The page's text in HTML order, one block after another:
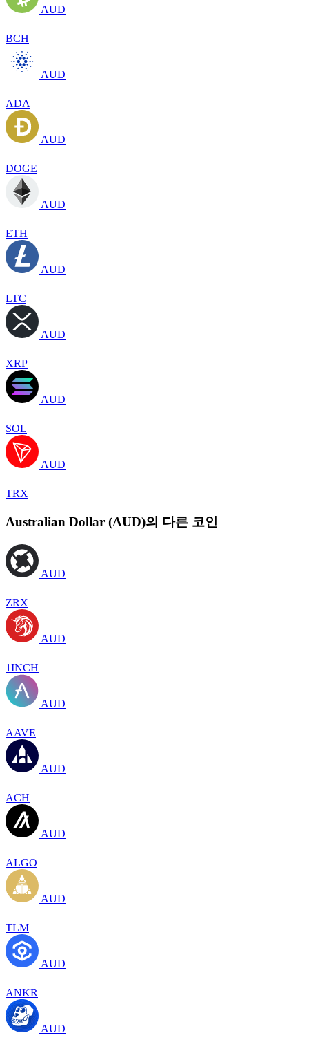
AUD
BCH
AUD
ADA
AUD
DOGE
AUD
ETH
AUD
LTC
AUD
XRP
AUD
SOL
AUD
TRX
Australian Dollar (AUD)의 다른 코인
AUD
ZRX
AUD
1INCH
AUD
AAVE
AUD
ACH
AUD
ALGO
AUD
TLM
AUD
ANKR
AUD